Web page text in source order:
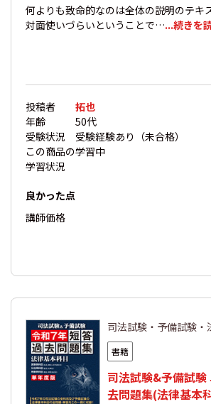
何よりも致命的なのは全体の説明のテキ
対面使いづらいということで…...続きを
投稿者
拓也
年齢
50代
受験状況
受験経験あり（未合格）
この商品の
学習状況
学習中
良かった点
講師価格
司法試験・予備試験・
書籍
司法試験&予備試
去問題集(法律基本